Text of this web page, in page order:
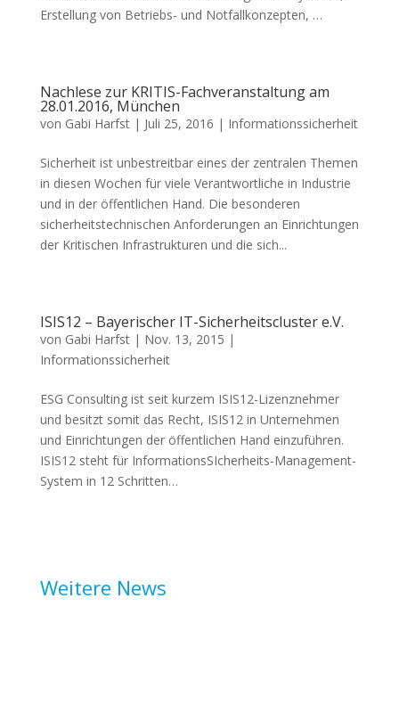
Erstellung von Betriebs- und Notfallkonzepten, …
Nachlese zur KRITIS-Fachveranstaltung am
28.01.2016, München
von Gabi Harfst| Juli 25, 2016 | Informationssicherheit
Sicherheit ist unbestreitbar eines der zentralen Themen
in diesen Wochen für viele Verantwortliche in Industrie
und in der öffentlichen Hand. Die besonderen
sicherheitstechnischen Anforderungen an Einrichtungen
der Kritischen Infrastrukturen und die sich...
ISIS12 – Bayerischer IT-Sicherheitscluster e.V.
von Gabi Harfst| Nov. 13, 2015 |
Informationssicherheit
ESG Consulting ist seit kurzem ISIS12-Lizenznehmer
und besitzt somit das Recht, ISIS12 in Unternehmen
und Einrichtungen der öffentlichen Hand einzuführen.
ISIS12 steht für InformationsSIcherheits-Management-
System in 12 Schritten…
Weitere News